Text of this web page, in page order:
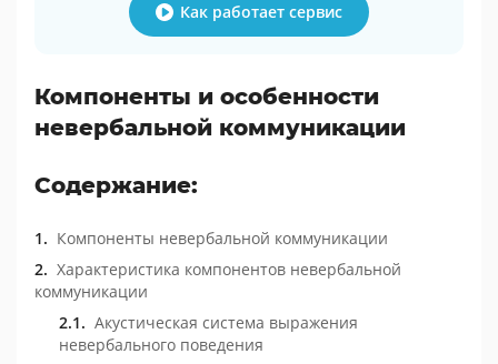
Как работает сервис
Компоненты и особенности
невербальной коммуникации
Содержание:
Компоненты невербальной коммуникации
Характеристика компонентов невербальной
коммуникации
Акустическая система выражения
невербального поведения